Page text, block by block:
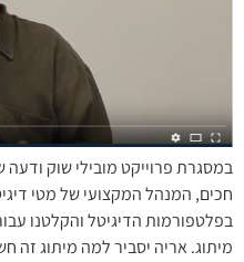
חכים, המנהל המקצועי של מטי
בפלטפורמות הדיגיטל והקלטנו
מיתוג. אריה יסביר למה מיתוג זה